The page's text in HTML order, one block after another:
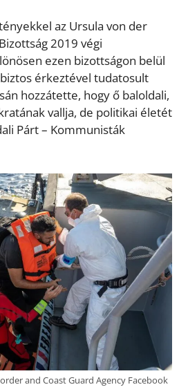
az Ursula von der
2019 végi
ezen bizottságon belül
érkeztével tudatosult
hozzátette, hogy ő baloldali,
vallja, de politikai életét
Párt – Kommunisták
and Coast Guard Agency Facebook